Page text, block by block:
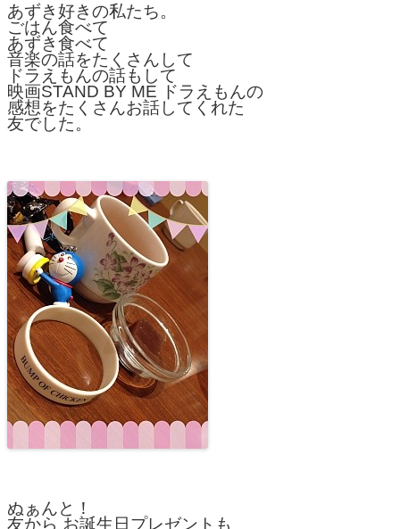
あずき好きの私たち。
ごはん食べて
あずき食べて
音楽の話をたくさんして
ドラえもんの話もして
映画STAND BY ME ドラえもんの
感想をたくさんお話してくれた
友でした。
ぬぁんと！
友から お誕生日プレゼントも